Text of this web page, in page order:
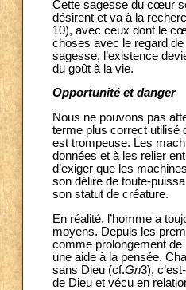
Cette sagesse du cœur
désirent et va à la
10), avec ceux dont le
choses avec le regard
sagesse, l’existence
du goût à la vie.
Opportunité et danger
Nous ne pouvons pas
terme plus correct utilisé
est trompeuse. Les
données et à les relier
d’exiger que les
son délire de toute-
son statut de créature.
En réalité, l’homme a
moyens. Depuis les
comme prolongement
une aide à la pensée.
sans Dieu (cf.Gn3),
de Dieu et vécu en